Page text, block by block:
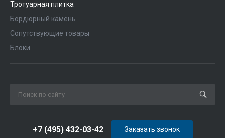
Тротуарная плитка
Бордюрный камень
Сопутствующие товары
Блоки
+7 (495) 432-03-42 Заказать звонок